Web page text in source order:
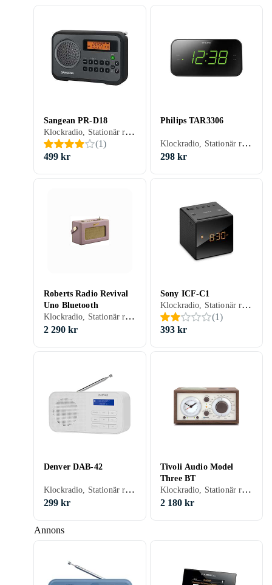
Annons
Sangean PR-D18
Klockradio, Stationär radio, Bärbar radio, FM, AM, Batteri, Klockradio med alarm, Display, Hörlursutgång
(1)
499 kr
Philips TAR3306
Klockradio, Stationär radio, Bärbar radio, FM, MW, Batteri, Klockradio med alarm, Display
298 kr
Roberts Radio Revival
Uno Bluetooth
Klockradio, Stationär radio, Bärbar radio, FM, DAB, DAB+, Batteri, RDS-radio, Klockradio med alarm, Retro Radio, Hörlursutgång, USB, Analog 3,5mm-ingång (Aux)
2 290 kr
Sony ICF-C1
Klockradio, Stationär radio, FM, AM, DAB, MW, Batteri, Nätström, Klockradio med alarm, Backup-batteri, Display
(1)
393 kr
Denver DAB-42
Klockradio, Stationär radio, Bärbar radio, FM, DAB, DAB+, Batteri, Klockradio med alarm, Display, Hörlursutgång
299 kr
Tivoli Audio Model
Three BT
Klockradio, Stationär radio, FM, AM, DAB+, Klockradio med alarm, Retro Radio, Hörlursutgång, USB, Analog 3,5mm-ingång (Aux)
2 180 kr